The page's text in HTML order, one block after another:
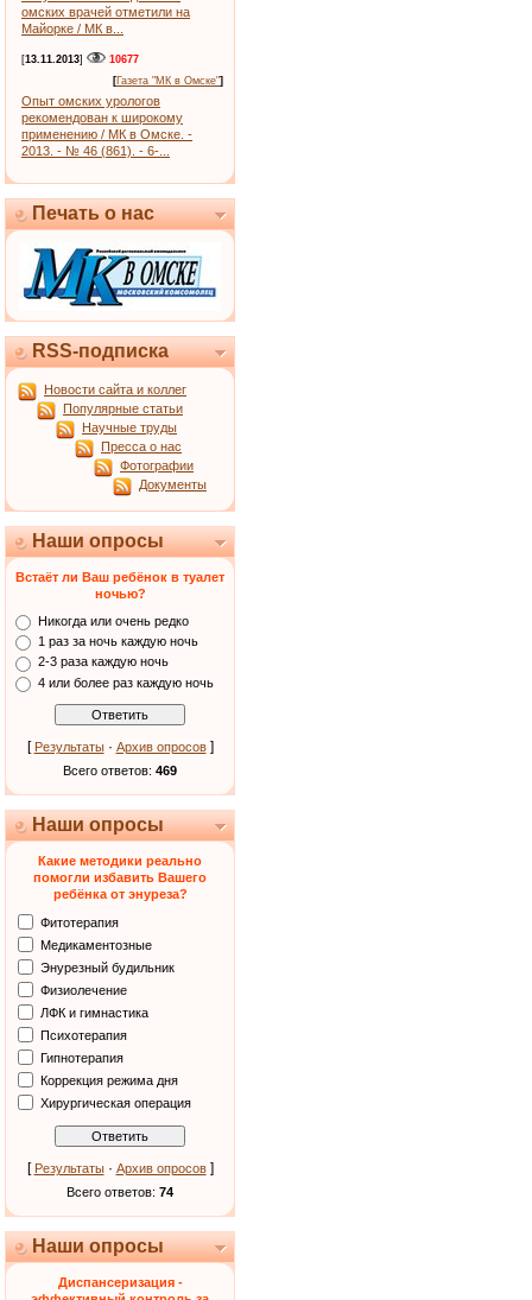
омских врачей отметили на
Майорке / МК в...
[13.11.2013]
10677
[Газета "МК в Омске"]
Опыт омских урологов
рекомендован к широкому
применению / МК в Омске. -
2013. - № 46 (861). - 6-...
Печать о нас
RSS-подписка
Новости сайта и коллег
Популярные статьи
Научные труды
Пресса о нас
Фотографии
Документы
Наши опросы
Встаёт ли Ваш ребёнок в туалет
ночью?
Никогда или очень редко
1 раз за ночь каждую ночь
2-3 раза каждую ночь
4 или более раз каждую ночь
[ Результаты· Архив опросов]
Всего ответов: 469
Наши опросы
Какие методики реально
помогли избавить Вашего
ребёнка от энуреза?
Фитотерапия
Медикаментозные
Энурезный будильник
Физиолечение
ЛФК и гимнастика
Психотерапия
Гипнотерапия
Коррекция режима дня
Хирургическая операция
[ Результаты· Архив опросов]
Всего ответов: 74
Наши опросы
Диспансеризация -